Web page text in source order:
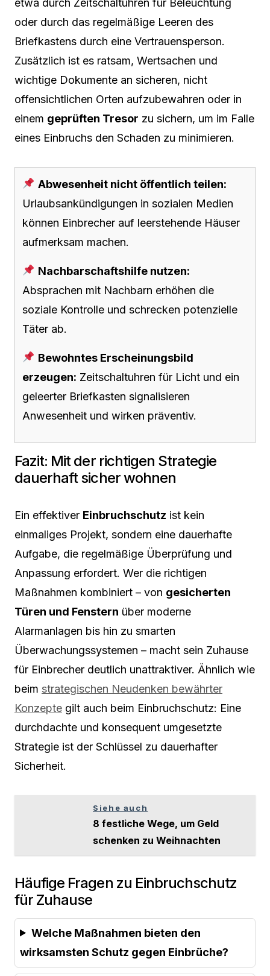
oder durch das regelmäßige Leeren des
Briefkastens durch eine Vertrauensperson.
Zusätzlich ist es ratsam, Wertsachen und
wichtige Dokumente an sicheren, nicht
offensichtlichen Orten aufzubewahren oder in
einem geprüften Tresor zu sichern, um im Falle
eines Einbruchs den Schaden zu minimieren.
Abwesenheit nicht öffentlich teilen:
Urlaubsankündigungen in sozialen Medien
können Einbrecher auf leerstehende Häuser
aufmerksam machen.
Nachbarschaftshilfe nutzen:
Absprachen mit Nachbarn erhöhen die
soziale Kontrolle und schrecken potenzielle
Täter ab.
Bewohntes Erscheinungsbild
erzeugen: Zeitschaltuhren für Licht und ein
geleerter Briefkasten signalisieren
Anwesenheit und wirken präventiv.
Fazit: Mit der richtigen Strategie
dauerhaft sicher wohnen
Ein effektiver Einbruchschutz ist kein
einmaliges Projekt, sondern eine dauerhafte
Aufgabe, die regelmäßige Überprüfung und
Anpassung erfordert. Wer die richtigen
Maßnahmen kombiniert – von gesicherten
Türen und Fenstern über moderne
Alarmanlagen bis hin zu smarten
Überwachungssystemen – macht sein Zuhause
für Einbrecher deutlich unattraktiver. Ähnlich wie
beim strategischen Neu­denken bewährter
Konzepte gilt auch beim Einbruchschutz: Eine
durchdachte und konsequent umgesetzte
Strategie ist der Schlüssel zu dauerhafter
Sicherheit.
Siehe auch
8 festliche Wege, um Geld
schenken zu Weihnachten
Häufige Fragen zu Einbruchschutz
für Zuhause
Welche Maßnahmen bieten den
wirksamsten Schutz gegen Einbrüche?